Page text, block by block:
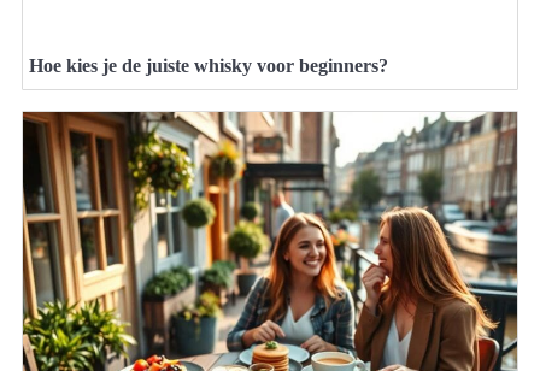
Hoe kies je de juiste whisky voor beginners?